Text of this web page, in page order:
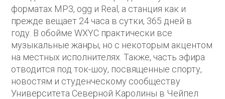
форматах MP3, ogg и Real, а станция как и
прежде вещает 24 часа в сутки, 365 дней в
году. В обойме WXYC практически все
музыкальные жанры, но с некоторым акцентом
на местных исполнителях. Также, часть эфира
отводится под ток-шоу, посвященные спорту,
новостям и студенческому сообществу
Университета Северной Каролины в Чейпел